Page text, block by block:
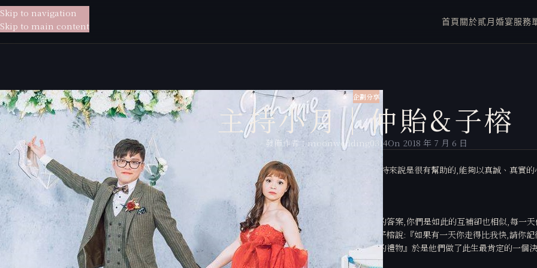
貳月婚紗 首頁 關於貳月 婚宴服務
Skip to navigation
Skip to main content
企劃分享
主持小月｜仲貽&子榕
發佈作者： moonwedding0314On 2018 年 7 月 6 日
這場婚禮距今也好幾個月了,隨著新人分享的照片又一起回味了這一天
與仲貽跟子榕的相處一直都自然的像是很親的朋友,那是一種發自內心底很喜歡這兩個人的感受。這對主持來說是很有幫助的,能夠以真誠、真實的
去描繪她們的愛情跟故事。
開場時,依照兩人與我分享的故事,我說著
那是你們都各自經歷了過去後,更明白了想要的是甚麼,彷彿曾經無解的愛情習題,在對方身上找到了完全的答案,你們是如此的互補卻也相似,每一
們都會有個習慣,就是對會對彼此說聲謝謝,但或許其實更感謝的是老天爺讓這樣的他出現在你的生命裡,子榕說:『如果有一天你走得比我快,請你記
回過頭來帶著膽小的我,當我決定嫁給你,未來的生老病死、好與壞我們都一起攜手面對,迎接每一個未知的禮物』於是他們做了此生最肯定的一個決
定,決定結婚,決定不在錯過對方的每一個情緒,執子之手與子偕老